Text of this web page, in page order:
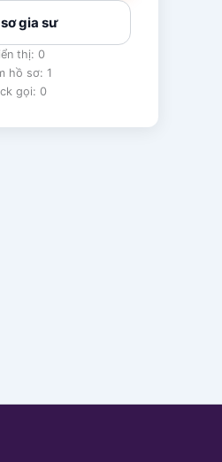
gia sư
thị: 0
hồ sơ: 1
gọi: 0